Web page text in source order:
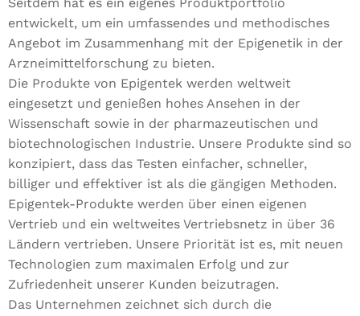
entwickelt, um ein umfassendes und methodisches
Angebot im Zusammenhang mit der Epigenetik in der
Arzneimittelforschung zu bieten.
Die Produkte von Epigentek werden weltweit
eingesetzt und genießen hohes Ansehen in der
Wissenschaft sowie in der pharmazeutischen und
biotechnologischen Industrie. Unsere Produkte sind so
konzipiert, dass das Testen einfacher, schneller,
billiger und effektiver ist als die gängigen Methoden.
Epigentek-Produkte werden über einen eigenen
Vertrieb und ein weltweites Vertriebsnetz in über 36
Ländern vertrieben. Unsere Priorität ist es, mit neuen
Technologien zum maximalen Erfolg und zur
Zufriedenheit unserer Kunden beizutragen.
Das Unternehmen zeichnet sich durch die